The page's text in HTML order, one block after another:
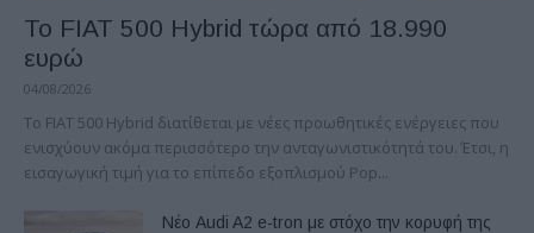
Το FIAT 500 Hybrid τώρα από 18.990
ευρώ
04/08/2026
Το FIAT 500 Hybrid διατίθεται με νέες προωθητικές ενέργειες που
ενισχύουν ακόμα περισσότερο την ανταγωνιστικότητά του. Έτσι, η
εισαγωγική τιμή για το επίπεδο εξοπλισμού Pop...
Νέο Audi A2 e-tron με στόχο την κορυφή της